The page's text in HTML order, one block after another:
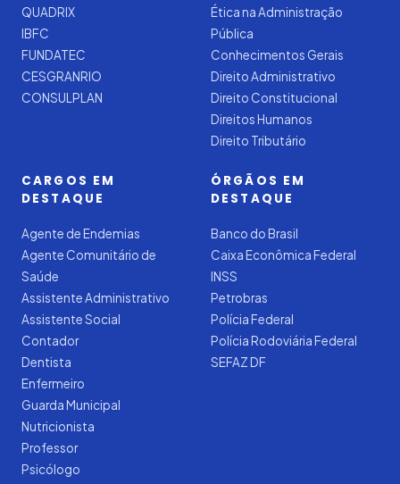
QUADRIX
IBFC
FUNDATEC
CESGRANRIO
CONSULPLAN
Ética na Administração
Pública
Conhecimentos Gerais
Direito Administrativo
Direito Constitucional
Direitos Humanos
Direito Tributário
CARGOS EM
DESTAQUE
Agente de Endemias
Agente Comunitário de
Saúde
Assistente Administrativo
Assistente Social
Contador
Dentista
Enfermeiro
Guarda Municipal
Nutricionista
Professor
Psicólogo
ÓRGÃOS EM
DESTAQUE
Banco do Brasil
Caixa Econômica Federal
INSS
Petrobras
Polícia Federal
Polícia Rodoviária Federal
SEFAZ DF